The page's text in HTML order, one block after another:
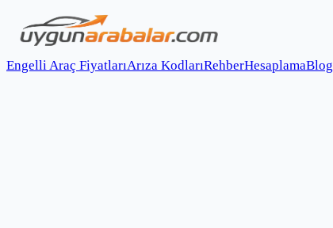
Engelli Araç FiyatlarıArıza KodlarıRehberHesaplamaBlog